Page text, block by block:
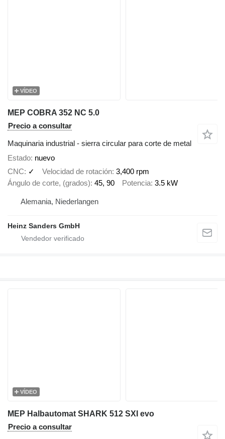
VÍDEO
MEP COBRA 352 NC 5.0
Precio a consultar
Maquinaria industrial - sierra circular para corte de metal
Estado nuevo
CNC
✓ Velocidad de rotación 3,400 rpm
Ángulo de corte, (grados) 45, 90 Potencia 3.5 kW
Alemania, Niederlangen
Heinz Sanders GmbH
VÍDEO
MEP Halbautomat SHARK 512 SXI evo
Precio a consultar